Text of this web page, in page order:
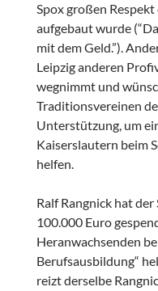
Spox großen Respekt
aufgebaut wurde
mit dem Geld.”).
Leipzig anderen
wegnimmt und
Traditionsvereinen
Unterstützung, um
Kaiserslautern beim
helfen.
Ralf Rangnick hat
100.000 Euro
Heranwachsenden
Berufsausbildung“
reizt derselbe